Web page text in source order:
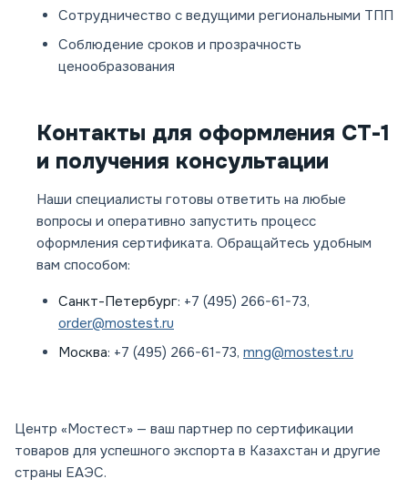
Сотрудничество с ведущими региональными ТПП
Соблюдение сроков и прозрачность
ценообразования
Контакты для оформления СТ-1
и получения консультации
Наши специалисты готовы ответить на любые
вопросы и оперативно запустить процесс
оформления сертификата. Обращайтесь удобным
вам способом:
Санкт-Петербург: +7 (495) 266-61-73,
order@mostest.ru
Москва: +7 (495) 266-61-73, mng@mostest.ru
Центр «Мостест» — ваш партнер по сертификации
товаров для успешного экспорта в Казахстан и другие
страны ЕАЭС.